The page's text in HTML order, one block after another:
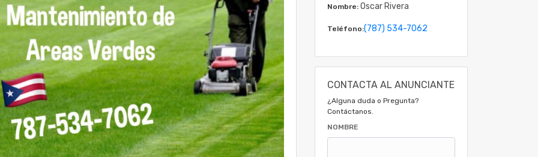
Nombre: Oscar Rivera
Teléfono:(787) 534-7062
CONTACTA AL ANUNCIANTE
¿Alguna duda o Pregunta?
Contáctanos.
NOMBRE